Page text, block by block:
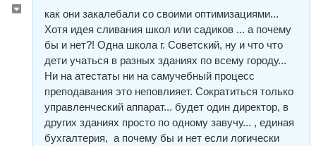
как они закалебали со своими оптимизациями...
Хотя идея сливания школ или садиков ... а почему
бы и нет?! Одна школа г. Советский, ну и что что
дети учаться в разных зданиях по всему городу...
Ни на атестаты ни на самучебный процесс
преподавания это неповлияет. Сократиться только
управленческий аппарат... будет один директор, в
других зданиях просто по одному завучу... , единая
бухгалтерия, а почему бы и нет если логически